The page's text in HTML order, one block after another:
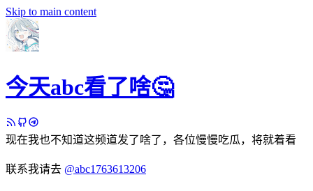
Skip to main content
今天abc看了啥🤔
现在我也不知道这频道发了啥了，各位慢慢吃瓜，将就着看
联系我请去 @abc1763613206